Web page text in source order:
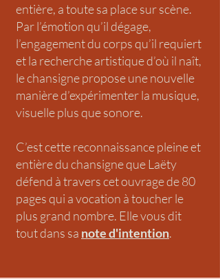
entière, a toute sa place sur scène.
Par l’émotion qu’il dégage,
l’engagement du corps qu’il requiert
et la recherche artistique d’où il naît,
le chansigne propose une nouvelle
manière d’expérimenter la musique,
visuelle plus que sonore.
C’est cette reconnaissance pleine et
entière du chansigne que Laëty
défend à travers cet ouvrage de 80
pages qui a vocation à toucher le
plus grand nombre. Elle vous dit
tout dans sa note d'intention.